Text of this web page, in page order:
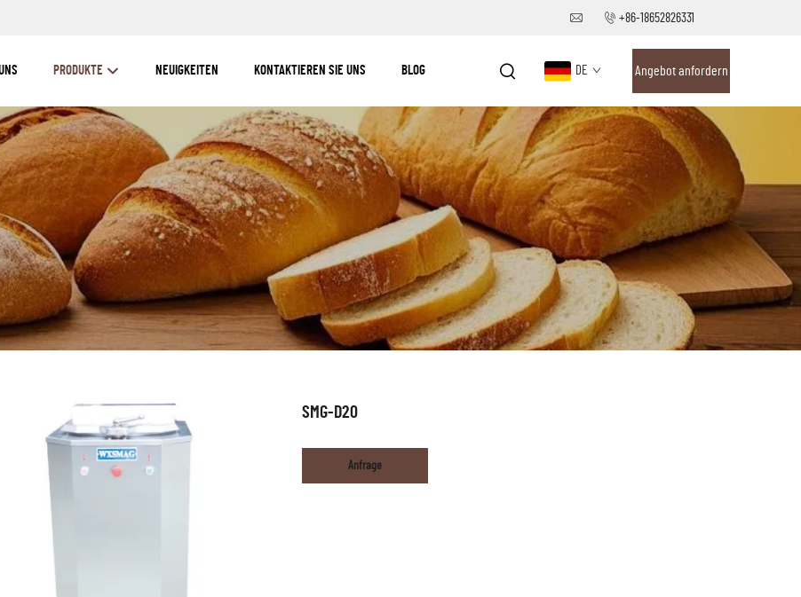
+86-18652826331
PRODUKTE NEUIGKEITEN KONTAKTIEREN SIE UNS BLOG DE Angebot anfordern
SMG-D20
Anfrage